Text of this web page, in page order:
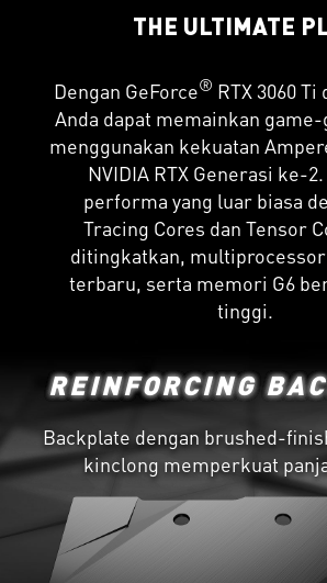
THE ULTIMATE
Dengan GeForce® RTX 3060 Ti
Anda dapat memainkan
menggunakan kekuatan
NVIDIA RTX Generasi ke-
performa yang luar biasa
Tracing Cores dan Tensor
ditingkatkan,
terbaru, serta memori G6
tinggi.
REINFORCING
Backplate dengan brushed-
kinclong memperkuat